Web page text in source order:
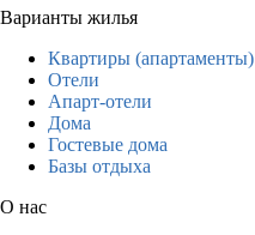
Варианты жилья
Квартиры (апартаменты)
Отели
Апарт-отели
Дома
Гостевые дома
Базы отдыха
О нас